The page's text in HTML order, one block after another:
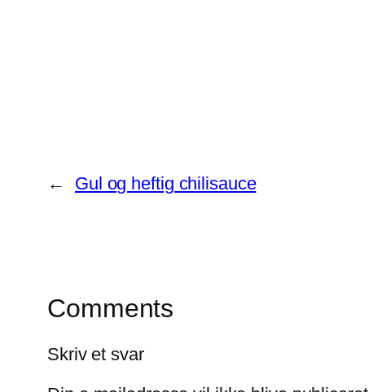
← Gul og heftig chilisauce
Comments
Skriv et svar